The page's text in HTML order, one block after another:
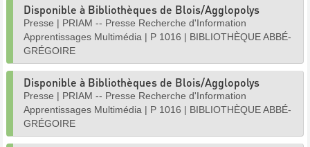
Disponible à Bibliothèques de Blois/Agglopolys
Presse | PRIAM -- Presse Recherche d'Information
Apprentissages Multimédia | P 1016 | BIBLIOTHÈQUE ABBÉ-
GRÉGOIRE
Disponible à Bibliothèques de Blois/Agglopolys
Presse | PRIAM -- Presse Recherche d'Information
Apprentissages Multimédia | P 1016 | BIBLIOTHÈQUE ABBÉ-
GRÉGOIRE